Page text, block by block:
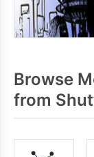
Browse
from